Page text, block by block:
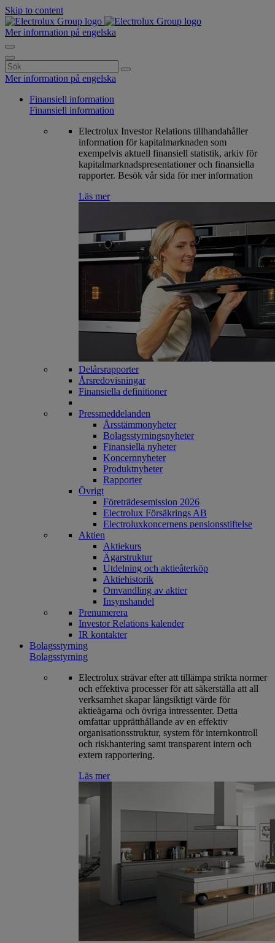
Skip to content
Mer information på engelska
Search
for:
Mer information på engelska
Finansiell information
Finansiell information
Electrolux Investor Relations tillhandahåller
information för kapitalmarknaden som
exempelvis aktuell finansiell statistik, arkiv för
kapitalmarknadspresentationer och finansiella
rapporter. Besök vår sida för mer information
Läs mer
Delårsrapporter
Årsredovisningar
Finansiella definitioner
Pressmeddelanden
Årsstämmonyheter
Bolagsstyrningsnyheter
Finansiella nyheter
Koncernnyheter
Produktnyheter
Rapporter
Övrigt
Företrädesemission 2026
Electrolux Försäkrings AB
Electroluxkoncernens pensionsstiftelse
Aktien
Aktiekurs
Ägarstruktur
Utdelning och aktieåterköp
Aktiehistorik
Omvandling av aktier
Insynshandel
Prenumerera
Investor Relations kalender
IR kontakter
Bolagsstyrning
Bolagsstyrning
Electrolux strävar efter att tillämpa strikta normer
och effektiva processer för att säkerställa att all
verksamhet skapar långsiktigt värde för
aktieägarna och övriga intressenter. Detta
omfattar upprätthållande av en effektiv
organisationsstruktur, system för internkontroll
och riskhantering samt transparent intern och
extern rapportering.
Läs mer